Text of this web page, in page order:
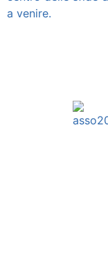
a venire.